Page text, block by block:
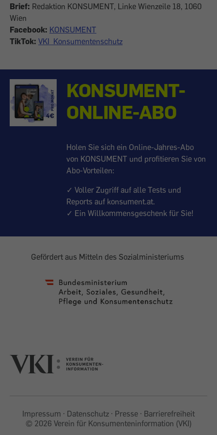
Brief: Redaktion KONSUMENT, Linke Wienzeile 18, 1060
Wien
Facebook: KONSUMENT
TikTok: VKI_Konsumentenschutz
KONSUMENT-
ONLINE-ABO
Holen Sie sich ein Online-Jahres-Abo
von KONSUMENT und profitieren Sie von
Abo-Vorteilen:
✓ Voller Zugriff auf alle Tests und
Reports auf konsument.at.
✓ Ein Willkommensgeschenk für Sie!
Gefördert aus Mitteln des Sozialministeriums
Impressum Datenschutz Presse
Barrierefreiheit
© 2026 Verein für Konsumenteninformation (VKI)